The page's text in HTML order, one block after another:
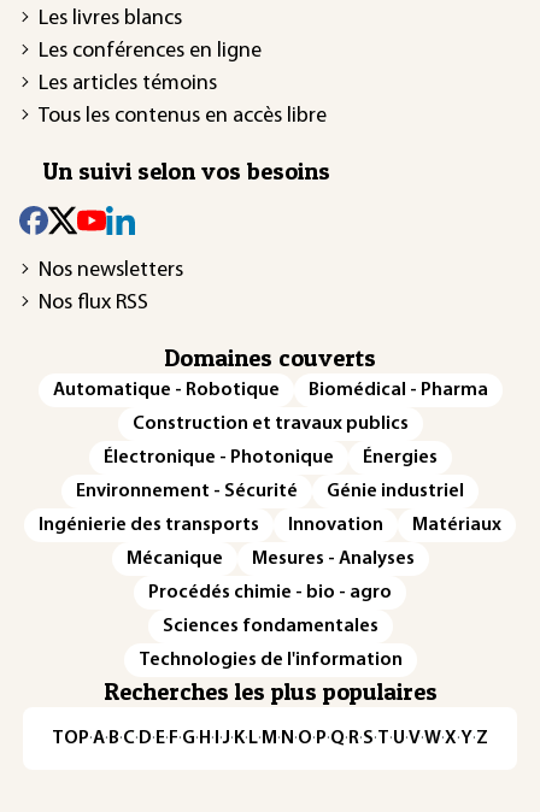
Les livres blancs
Les conférences en ligne
Les articles témoins
Tous les contenus en accès libre
Un suivi selon vos besoins
Nos newsletters
Nos flux RSS
Domaines couverts
Automatique - Robotique
Biomédical - Pharma
Construction et travaux publics
Électronique - Photonique
Énergies
Environnement - Sécurité
Génie industriel
Ingénierie des transports
Innovation
Matériaux
Mécanique
Mesures - Analyses
Procédés chimie - bio - agro
Sciences fondamentales
Technologies de l'information
Recherches les plus populaires
TOP·A·B·C· D· E· F·G· H · ·J· K· L· M · N ·O· P·Q· R·S·T·U·V·W·X·Y·Z